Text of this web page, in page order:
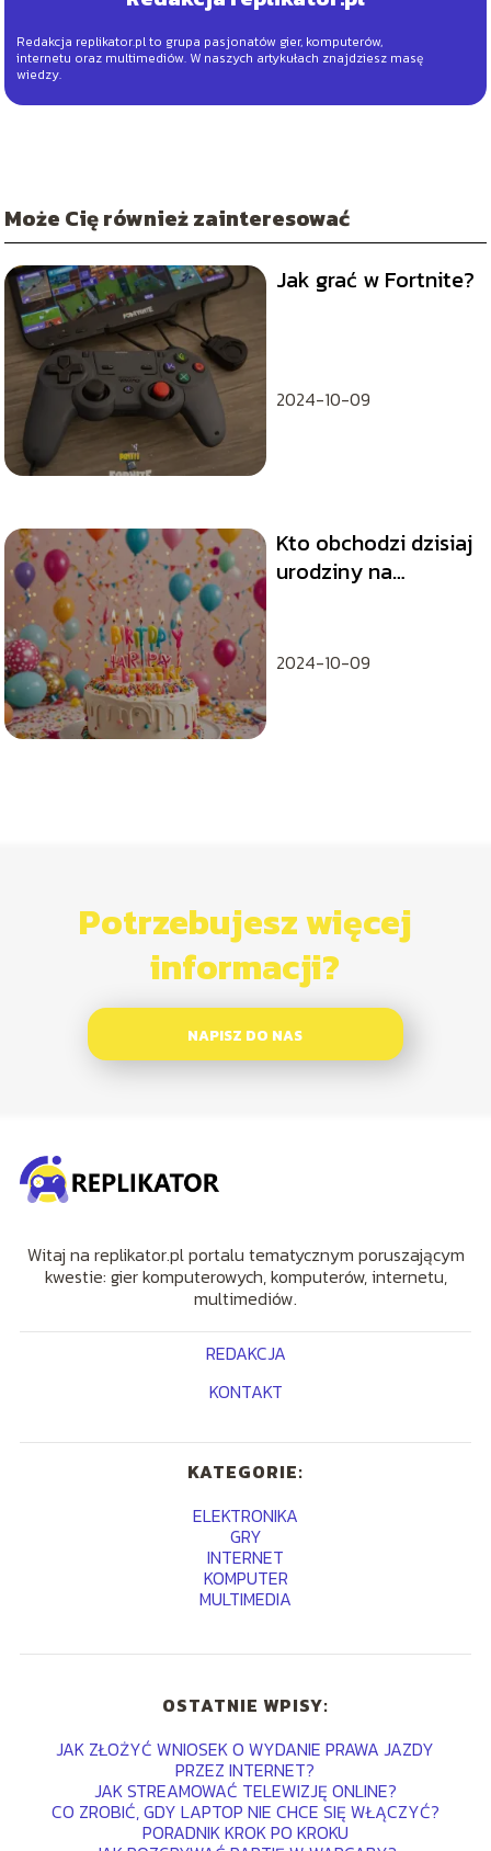
Redakcja replikator.pl to grupa pasjonatów gier, komputerów,
internetu oraz multimediów. W naszych artykułach znajdziesz masę
wiedzy.
Może Cię również zainteresować
Jak grać w Fortnite?
2024-10-09
Kto obchodzi dzisiaj
urodziny na
2024-10-09
Potrzebujesz więcej
informacji?
NAPISZ DO NAS
Witaj na replikator.pl portalu tematycznym poruszającym
kwestie: gier komputerowych, komputerów, internetu,
multimediów.
REDAKCJA
KONTAKT
KATEGORIE:
ELEKTRONIKA
GRY
INTERNET
KOMPUTER
MULTIMEDIA
OSTATNIE WPISY:
JAK ZŁOŻYĆ WNIOSEK O WYDANIE PRAWA JAZDY
PRZEZ INTERNET?
JAK STREAMOWAĆ TELEWIZJĘ ONLINE?
CO ZROBIĆ, GDY LAPTOP NIE CHCE SIĘ WŁĄCZYĆ?
PORADNIK KROK PO KROKU